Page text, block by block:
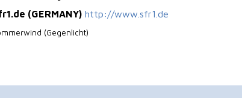
(GERMANY) http://www.sfr1.de
(Gegenlicht)